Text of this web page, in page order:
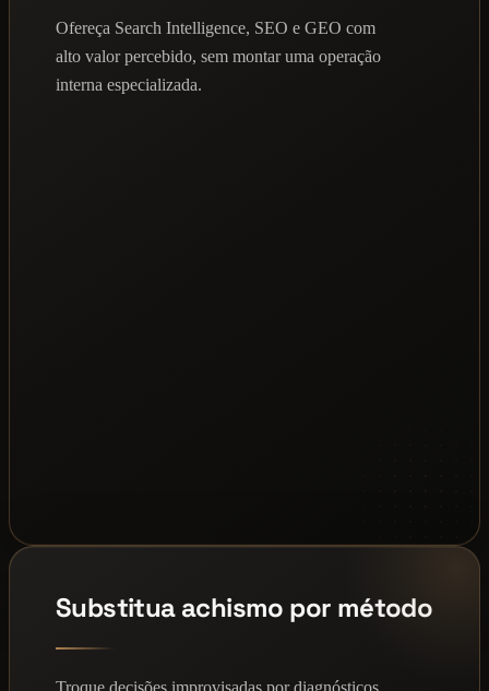
Ofereça Search Intelligence, SEO e GEO com
alto valor percebido, sem montar uma operação
interna especializada.
Substitua achismo por método
Troque decisões improvisadas por diagnósticos,